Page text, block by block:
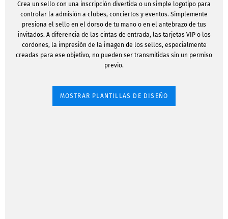
Crea un sello con una inscripción divertida o un simple logotipo para
controlar la admisión a clubes, conciertos y eventos. Simplemente
presiona el sello en el dorso de tu mano o en el antebrazo de tus
invitados. A diferencia de las cintas de entrada, las tarjetas VIP o los
cordones, la impresión de la imagen de los sellos, especialmente
creadas para ese objetivo, no pueden ser transmitidas sin un permiso
previo.
MOSTRAR PLANTILLAS DE DISEÑO